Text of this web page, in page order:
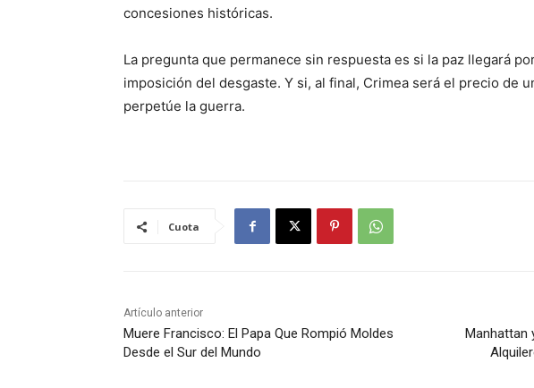
concesiones históricas.
La pregunta que permanece sin respuesta es si la paz llegará
imposición del desgaste. Y si, al final, Crimea será el precio de
perpetúe la guerra.
Cuota
Artículo anterior
Muere Francisco: El Papa Que Rompió Moldes
Desde el Sur del Mundo
Manhattan